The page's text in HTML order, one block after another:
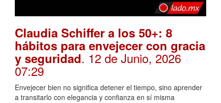
Claudia Schiffer a los 50+: 8
hábitos para envejecer con gracia
y seguridad. 12 de Junio, 2026
07:29
Envejecer bien no significa detener el tiempo, sino aprender
a transitarlo con elegancia y confianza en sí misma